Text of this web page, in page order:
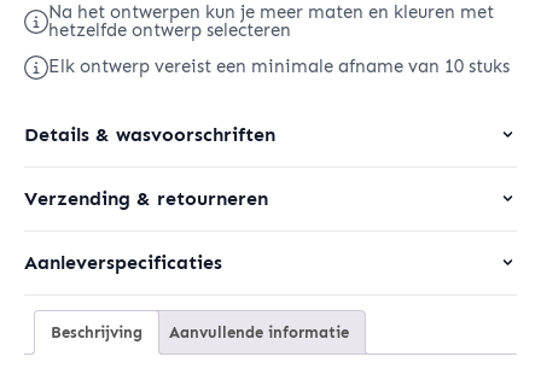
aantal
Na het ontwerpen kun je meer maten en kleuren met
hetzelfde ontwerp selecteren
Elk ontwerp vereist een minimale afname van 10 stuks
Details & wasvoorschriften
Verzending & retourneren
Aanleverspecificaties
Beschrijving Aanvullende informatie